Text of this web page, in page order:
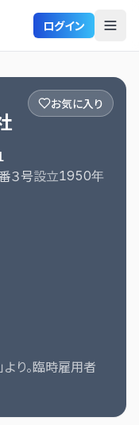
ログイン
お気に入り
３号設立1950年
り。臨時雇用者